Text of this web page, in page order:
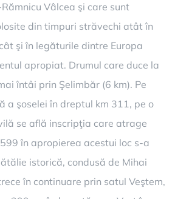
Vâlcea şi care sunt
din timpuri străvechi atât în
şi în legăturile dintre Europa
apropiat. Drumul care duce la
întâi prin Şelimbăr (6 km). Pe
a şoselei în dreptul km 311, pe o
se află inscripţia care atrage
în apropierea acestui loc s-a
istorică, condusă de Mihai
în continuare prin satul Veştem,